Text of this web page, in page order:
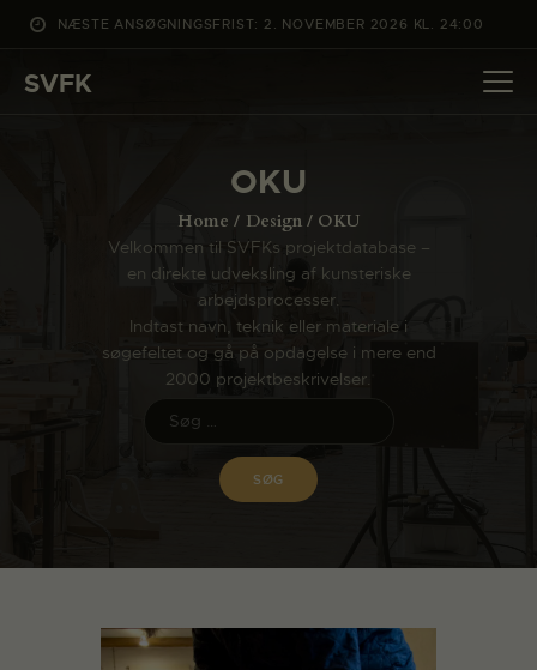
NÆSTE ANSØGNINGSFRIST: 2. NOVEMBER 2026 KL. 24:00
SVFK
OKU
Home Design OKU
Velkommen til SVFKs projektdatabase –
en direkte udveksling af kunsteriske
arbejdsprocesser.
Indtast navn, teknik eller materiale i
søgefeltet og gå på opdagelse i mere end
2000 projektbeskrivelser.
CHANNEL
ANSØG
OM SVFK
ENGLISH